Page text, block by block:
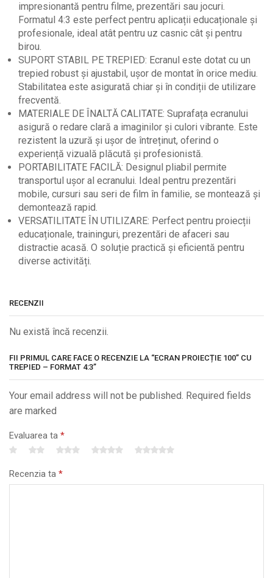
impresionantă pentru filme, prezentări sau jocuri.
Formatul 4:3 este perfect pentru aplicații educaționale și
profesionale, ideal atât pentru uz casnic cât și pentru
birou.
SUPORT STABIL PE TREPIED: Ecranul este dotat cu un
trepied robust și ajustabil, ușor de montat în orice mediu.
Stabilitatea este asigurată chiar și în condiții de utilizare
frecventă.
MATERIALE DE ÎNALTĂ CALITATE: Suprafața ecranului
asigură o redare clară a imaginilor și culori vibrante. Este
rezistent la uzură și ușor de întreținut, oferind o
experiență vizuală plăcută și profesionistă.
PORTABILITATE FACILĂ: Designul pliabil permite
transportul ușor al ecranului. Ideal pentru prezentări
mobile, cursuri sau seri de film în familie, se montează și
demontează rapid.
VERSATILITATE ÎN UTILIZARE: Perfect pentru proiecții
educaționale, traininguri, prezentări de afaceri sau
distractie acasă. O soluție practică și eficientă pentru
diverse activități.
RECENZII
Nu există încă recenzii.
FII PRIMUL CARE FACE O RECENZIE LA “ECRAN PROIECȚIE 100” CU
TREPIED – FORMAT 4:3”
Your email address will not be published. Required fields
are marked
Evaluarea ta *
Recenzia ta *